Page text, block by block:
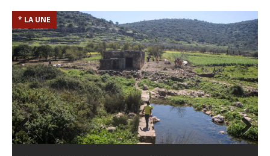
* LA UNE
Prev
Nex